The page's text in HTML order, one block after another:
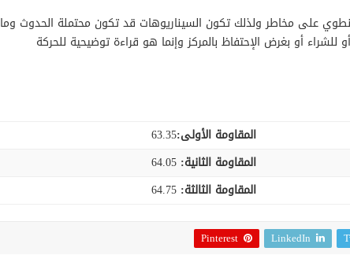
على مخاطر ولذلك تكون السيناريوهات قد تكون محتملة الحدوث وما
أو بغرض الإحتفاظ بالمركز وإنما هو قراءة توضيحية للحركة
المقاومة الأولى:63.35
المقاومة الثانية:
المقاومة الثالثة: 64.75
LinkedIn
Pinterest